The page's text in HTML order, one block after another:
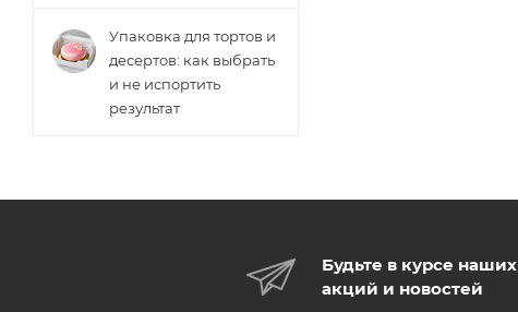
Упаковка для тортов и
десертов: как выбрать
и не испортить
результат
Будьте в курсе наших
акций и новостей